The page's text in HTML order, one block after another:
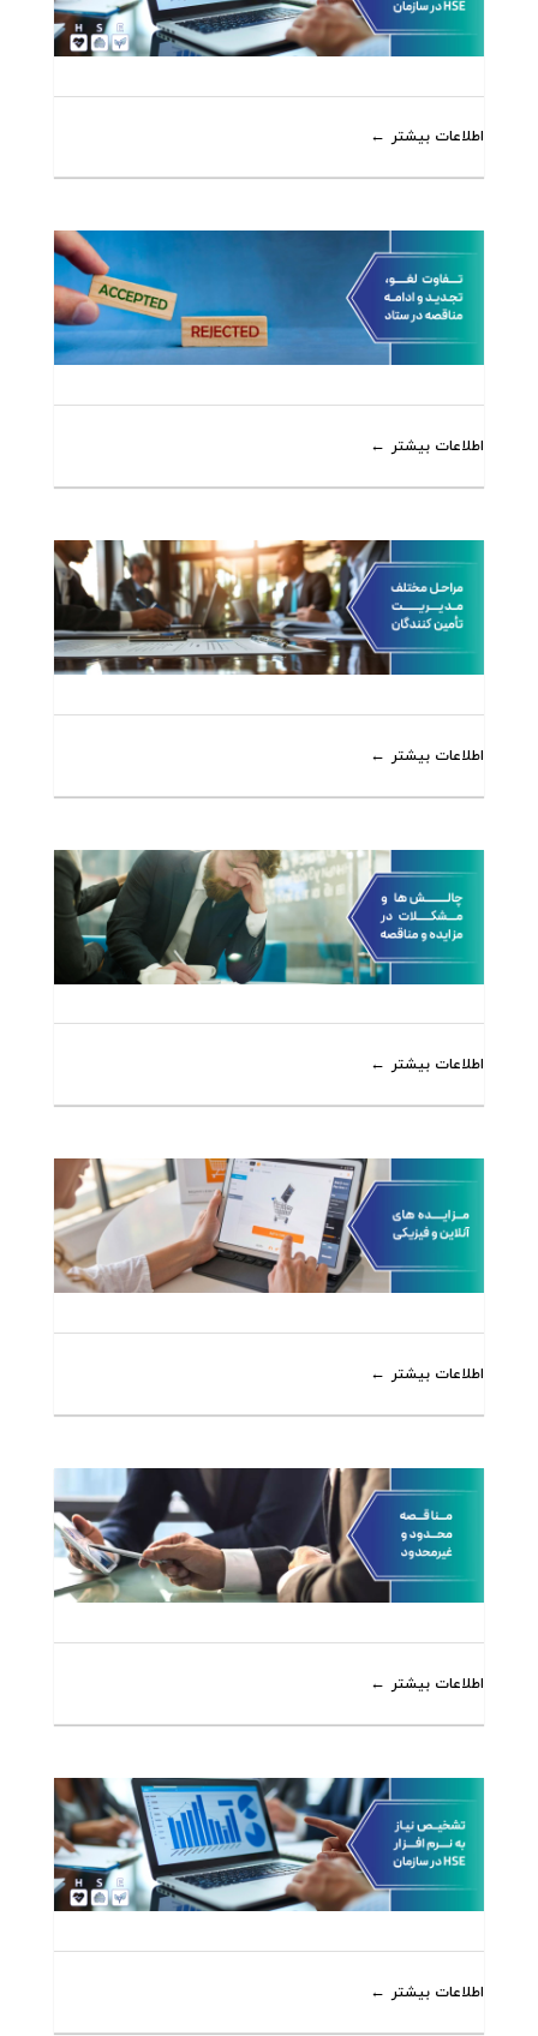
اطلاعات بیشتر
اطلاعات بیشتر
اطلاعات بیشتر
اطلاعات بیشتر
اطلاعات بیشتر
اطلاعات بیشتر
اطلاعات بیشتر